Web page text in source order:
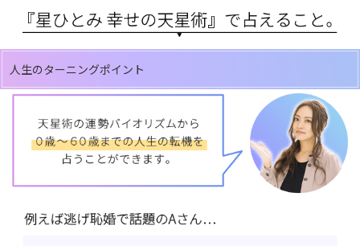
人生のターニングポイント